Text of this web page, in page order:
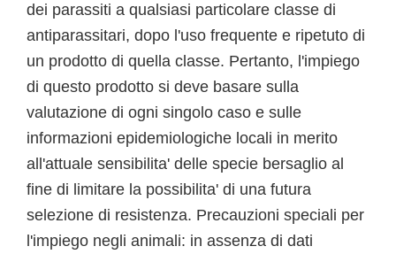
dei parassiti a qualsiasi particolare classe di
antiparassitari, dopo l'uso frequente e ripetuto di
un prodotto di quella classe. Pertanto, l'impiego
di questo prodotto si deve basare sulla
valutazione di ogni singolo caso e sulle
informazioni epidemiologiche locali in merito
all'attuale sensibilita' delle specie bersaglio al
fine di limitare la possibilita' di una futura
selezione di resistenza. Precauzioni speciali per
l'impiego negli animali: in assenza di dati